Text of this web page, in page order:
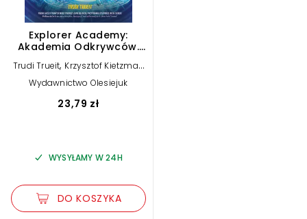
Explorer Academy:
Akademia Odkrywców.
Trudi Trueit, Krzysztof Kietzman
(tłum.)
Wydawnictwo Olesiejuk
23,79 zł
WYSYŁAMY W 24H
DO KOSZYKA